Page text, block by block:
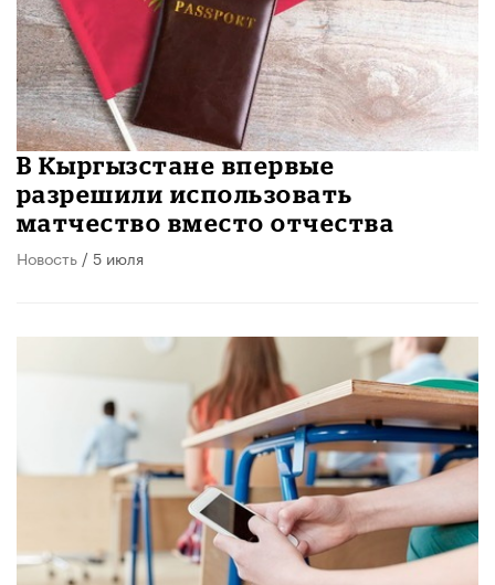
В Кыргызстане впервые
разрешили использовать
матчество вместо отчества
Новость / 5 июля